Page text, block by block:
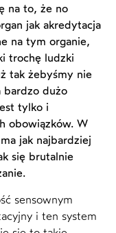
na to, że no
jak akredytacja
na tym organie,
trochę ludzki
tak żebyśmy nie
bardzo dużo
tylko i
obowiązków. W
jak najbardziej
się brutalnie
sensownym
i ten system